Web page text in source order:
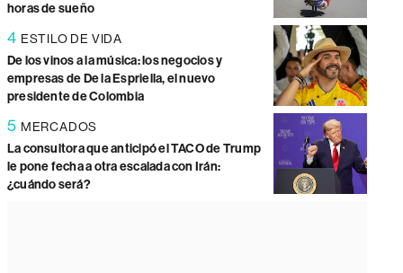
horas de sueño
4 ESTILO DE VIDA
De los vinos a la música: los negocios y
empresas de De la Espriella, el nuevo
presidente de Colombia
5 MERCADOS
La consultora que anticipó el TACO de Trump
le pone fecha a otra escalada con Irán:
¿cuándo será?